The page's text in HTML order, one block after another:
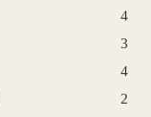
4
3
4
2